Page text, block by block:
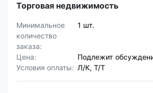
Торговая недвижимость
Минимальное
количество
заказа:
1 шт.
Цена:
Подлежит
Условия оплаты: Л/К, Т/Т